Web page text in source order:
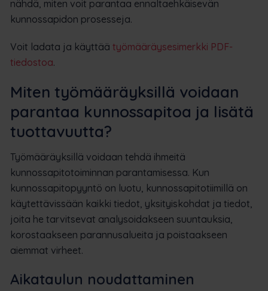
nähdä, miten voit parantaa ennaltaehkäisevän
kunnossapidon prosesseja.
Voit ladata ja käyttää työmääräysesimerkki PDF-
tiedostoa.
Miten työmääräyksillä voidaan
parantaa kunnossapitoa ja lisätä
tuottavuutta?
Työmääräyksillä voidaan tehdä ihmeitä
kunnossapitotoiminnan parantamisessa. Kun
kunnossapitopyyntö on luotu, kunnossapitotiimillä on
käytettävissään kaikki tiedot, yksityiskohdat ja tiedot,
joita he tarvitsevat analysoidakseen suuntauksia,
korostaakseen parannusalueita ja poistaakseen
aiemmat virheet.
Aikataulun noudattaminen